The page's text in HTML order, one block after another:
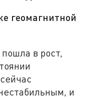
геомагнитной
в рост,
и